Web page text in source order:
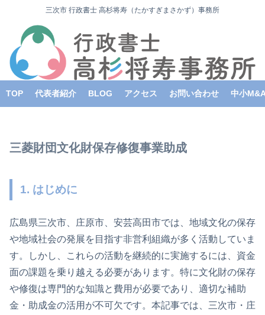
三次市 行政書士 高杉将寿（たかすぎまさかず）事務所
TOP 代表者紹介 BLOG アクセス お問い合わせ 中小
三菱財団文化財保存修復事業助成
1. はじめに
広島県三次市、庄原市、安芸高田市では、地域文化の保存
や地域社会の発展を目指す非営利組織が多く活動していま
す。しかし、これらの活動を継続的に実施するには、資金
面の課題を乗り越える必要があります。特に文化財の保存
や修復は専門的な知識と費用が必要であり、適切な補助
金・助成金の活用が不可欠です。本記事では、三次市・庄